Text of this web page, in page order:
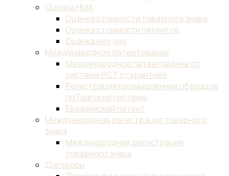
Оценка НМА
Оценка стоимости товарного знака
Оценка стоимости патентов
Оценка ноу-хау
Международное патентование
Международное патентование по
системе PCT с гарантией
Регистрация промышленных образцов
по Гаагской системе
Евразийский патент
Международная регистрация товарного
знака
Международная регистрация
товарного знака
Договоры